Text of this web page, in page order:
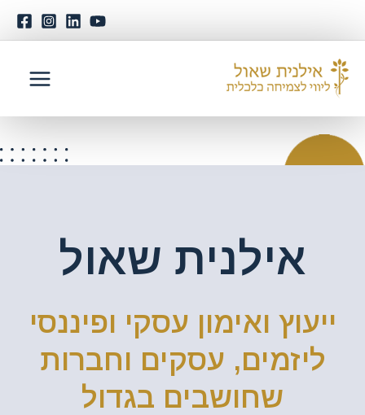
אילנית שאול
ייעוץ ואימון עסקי ופיננסי
ליזמים, עסקים וחברות
שחושבים בגדול